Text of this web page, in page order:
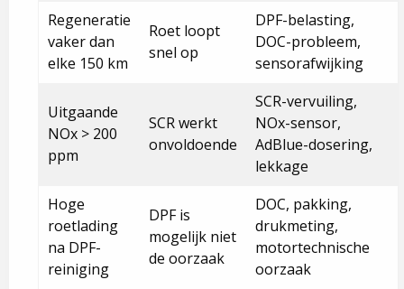
Regeneratie
vaker dan
elke 150 km
Roet loopt
snel op
DPF-belasting,
DOC-probleem,
sensorafwijking
Uitgaande
NOx > 200
ppm
SCR werkt
onvoldoende
SCR-vervuiling,
NOx-sensor,
AdBlue-dosering,
lekkage
Hoge
roetlading
na DPF-
reiniging
DPF is
mogelijk niet
de oorzaak
DOC, pakking,
drukmeting,
motortechnische
oorzaak